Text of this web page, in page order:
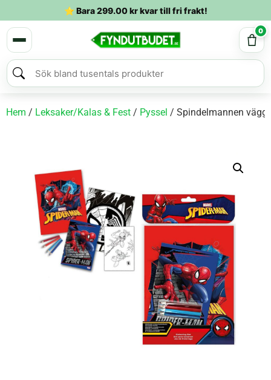
⭐ Bara299.00krkvar till fri frakt!
0
Hem / Leksaker/Kalas & Fest / Pyssel / Spindelmannen